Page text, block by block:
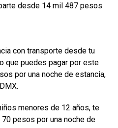
desde 14 mil 487 pesos
con transporte desde tu
que puedes pagar por este
por una noche de estancia,
menores de 12 años, te
pesos por una noche de